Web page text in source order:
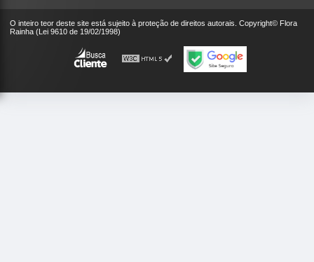
O inteiro teor deste site está sujeito à proteção de direitos autorais. Copyright© Flora
Rainha (Lei 9610 de 19/02/1998)